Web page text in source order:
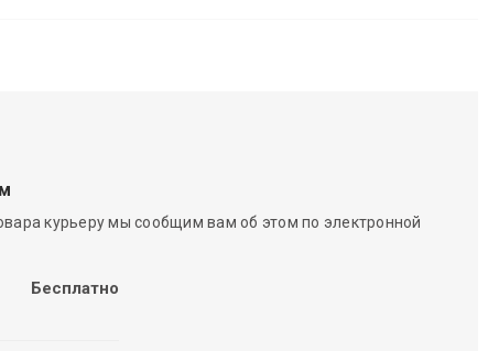
курьеру мы сообщим вам об этом по электронной
Бесплатно